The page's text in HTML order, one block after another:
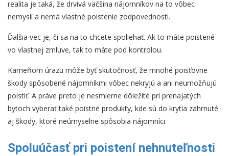
realita je taká, že drvivá väčšina nájomníkov na to vôbec
nemyslí a nemá vlastné poistenie zodpovednosti.
Ďalšia vec je, či sa na to chcete spoliehať. Ak to máte poistené
vo vlastnej zmluve, tak to máte pod kontrolou.
Kameňom úrazu môže byť skutočnosť, že mnohé poisťovne
škody spôsobené nájomníkmi vôbec nekryjú a ani neumožňujú
poistiť. A práve preto je nesmierne dôležité pri prenajatých
bytoch vyberať také poistné produkty, kde sú do krytia zahrnuté
aj škody, ktoré neúmyselne spôsobia nájomníci.
Spoluúčasť pri poistení nehnuteľnosti